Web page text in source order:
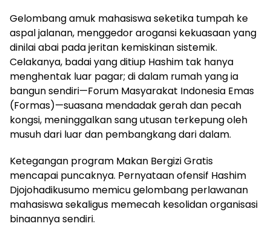
Gelombang amuk mahasiswa seketika tumpah ke
aspal jalanan, menggedor arogansi kekuasaan yang
dinilai abai pada jeritan kemiskinan sistemik.
Celakanya, badai yang ditiup Hashim tak hanya
menghentak luar pagar; di dalam rumah yang ia
bangun sendiri—Forum Masyarakat Indonesia Emas
(Formas)—suasana mendadak gerah dan pecah
kongsi, meninggalkan sang utusan terkepung oleh
musuh dari luar dan pembangkang dari dalam.
Ketegangan program Makan Bergizi Gratis
mencapai puncaknya. Pernyataan ofensif Hashim
Djojohadikusumo memicu gelombang perlawanan
mahasiswa sekaligus memecah kesolidan organisasi
binaannya sendiri.